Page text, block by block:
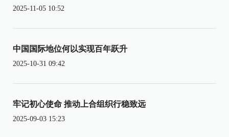
2025-11-05 10:52
中国国际地位何以实现百年跃升
2025-10-31 09:42
牢记初心使命 推动上合组织行稳致远
2025-09-03 15:23